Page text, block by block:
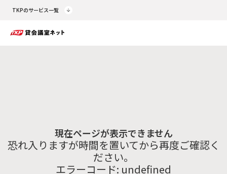
TKPのサービス一覧
現在ページが表示できません
恐れ入りますが時間を置いてから再度ご確認く
ださい。
エラーコード: undefined